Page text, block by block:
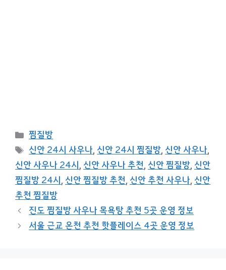
카
테
고
리
찜질방
태
그
신안 24시 사우나, 신안 24시 찜질방, 신안 사우나,
신안 사우나 24시, 신안 사우나 추천, 신안 찜질방, 신안
찜질방 24시, 신안 찜질방 추천, 신안 추천 사우나, 신안
추천 찜질방
진도 찜질방 사우나 목욕탕 추천 5곳 운영 정보
서울 근교 온천 추천 핫플레이스 4곳 운영 정보